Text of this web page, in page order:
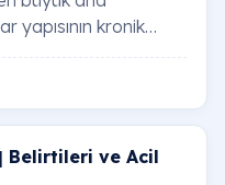
yapısının kronik
belirli bir
Belirtileri ve Acil